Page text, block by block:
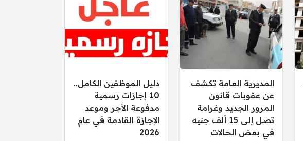
المديرية العامة تكشف
عن عقوبات قانون
المرور الجديد وغرامة
تصل إلى 15 ألف جنيه
في بعض الحالات
دليل الموظفين الكامل..
10 إجازات رسمية
مدفوعة الأجر وموعد
الإجازة القادمة في عام
2026